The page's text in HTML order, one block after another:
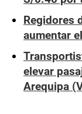
Regidores
aumentar
elevar
Arequipa